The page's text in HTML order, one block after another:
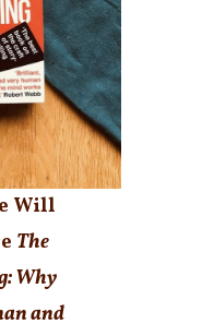
Will
The
Why
and